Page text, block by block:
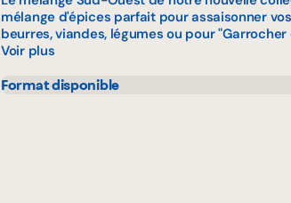
mélange d'épices parfait pour assaisonner
beurres, viandes, légumes ou pour
Voir plus
Format disponible